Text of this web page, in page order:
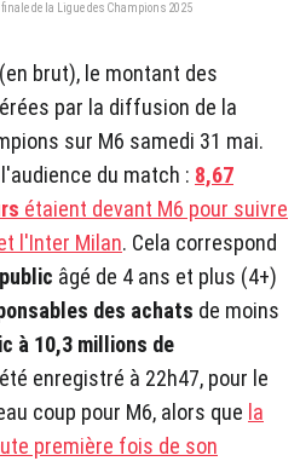
de la Ligue des Champions 2025
brut), le montant des
par la diffusion de la
sur M6 samedi 31 mai.
du match : 8,67
étaient devant M6 pour suivre
l'Inter Milan. Cela correspond
âgé de 4 ans et plus (4+)
des achats de moins
à 10,3 millions de
enregistré à 22h47, pour le
coup pour M6, alors que la
première fois de son